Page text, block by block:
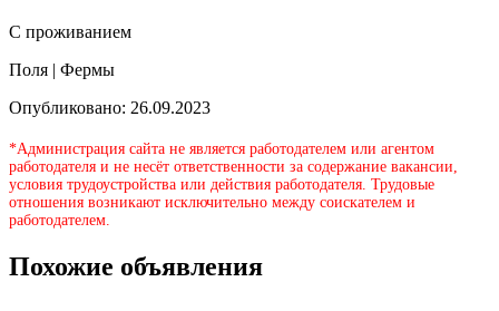
С проживанием
Поля | Фермы
Опубликовано: 26.09.2023
*Администрация сайта не является работодателем или агентом
работодателя и не несёт ответственности за содержание вакансии,
условия трудоустройства или действия работодателя. Трудовые
отношения возникают исключительно между соискателем и
работодателем.
Похожие объявления